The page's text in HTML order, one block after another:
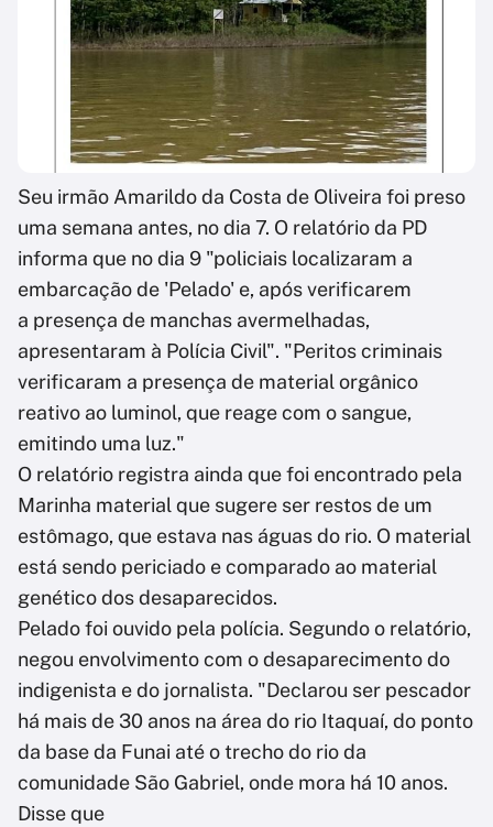
Seu irmão Amarildo da Costa de Oliveira foi preso
uma semana antes, no dia 7. O relatório da PD
informa que no dia 9 "policiais localizaram a
embarcação de 'Pelado' e, após verificarem
a presença de manchas avermelhadas,
apresentaram à Polícia Civil". "Peritos criminais
verificaram a presença de material orgânico
reativo ao luminol, que reage com o sangue,
emitindo uma luz."
O relatório registra ainda que foi encontrado pela
Marinha material que sugere ser restos de um
estômago, que estava nas águas do rio. O material
está sendo periciado e comparado ao material
genético dos desaparecidos.
Pelado foi ouvido pela polícia. Segundo o relatório,
negou envolvimento com o desaparecimento do
indigenista e do jornalista. "Declarou ser pescador
há mais de 30 anos na área do rio Itaquaí, do ponto
da base da Funai até o trecho do rio da
comunidade São Gabriel, onde mora há 10 anos.
Disse que